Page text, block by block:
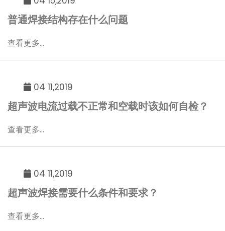
普通焊接结构存在什么问题
查看更多...
04 11,2019
超声波电流过载不正常和空载时该如何自检？
查看更多...
04 11,2019
超声波焊接需要什么条件和要求？
查看更多...